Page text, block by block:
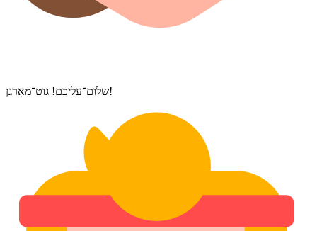
שלום־עליכם! גוט־מאָרגן!